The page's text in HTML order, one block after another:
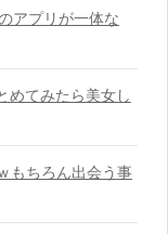
アプリが一体な
めてみたら美女し
もちろん出会う事